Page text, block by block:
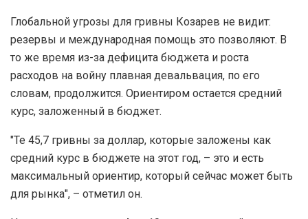
Глобальной угрозы для гривны Козарев не видит:
резервы и международная помощь это позволяют. В
то же время из-за дефицита бюджета и роста
расходов на войну плавная девальвация, по его
словам, продолжится. Ориентиром остается средний
курс, заложенный в бюджет.
"Те 45,7 гривны за доллар, которые заложены как
средний курс в бюджете на этот год, – это и есть
максимальный ориентир, который сейчас может быть
для рынка", – отметил он.